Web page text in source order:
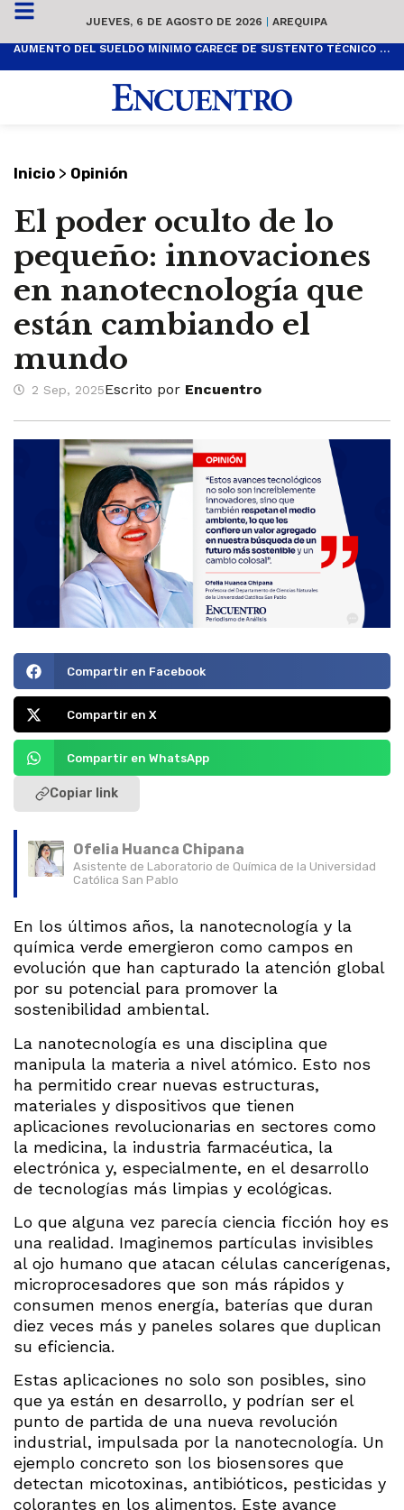
JUEVES, 6 DE AGOSTO DE 2026 | AREQUIPA
AUMENTO DEL SUELDO MÍNIMO CARECE DE SUSTENTO TÉCNICO Y ES POPULISTA
Inicio > Opinión
El poder oculto de lo
pequeño: innovaciones
en nanotecnología que
están cambiando el
mundo
2 Sep, 2025Escrito por Encuentro
Compartir en Facebook
Compartir en X
Compartir en WhatsApp
Copiar link
Ofelia Huanca Chipana
Asistente de Laboratorio de Química de la Universidad
Católica San Pablo
En los últimos años, la nanotecnología y la
química verde emergieron como campos en
evolución que han capturado la atención global
por su potencial para promover la
sostenibilidad ambiental.
La nanotecnología es una disciplina que
manipula la materia a nivel atómico. Esto nos
ha permitido crear nuevas estructuras,
materiales y dispositivos que tienen
aplicaciones revolucionarias en sectores como
la medicina, la industria farmacéutica, la
electrónica y, especialmente, en el desarrollo
de tecnologías más limpias y ecológicas.
Lo que alguna vez parecía ciencia ficción hoy es
una realidad. Imaginemos partículas invisibles
al ojo humano que atacan células cancerígenas,
microprocesadores que son más rápidos y
consumen menos energía, baterías que duran
diez veces más y paneles solares que duplican
su eficiencia.
Estas aplicaciones no solo son posibles, sino
que ya están en desarrollo, y podrían ser el
punto de partida de una nueva revolución
industrial, impulsada por la nanotecnología. Un
ejemplo concreto son los biosensores que
detectan micotoxinas, antibióticos, pesticidas y
colorantes en los alimentos. Este avance